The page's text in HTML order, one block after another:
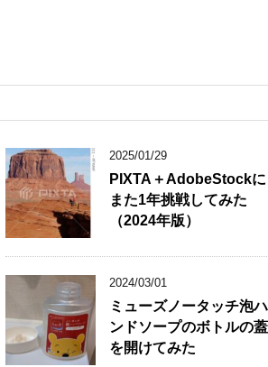
2025/01/29
PIXTA＋AdobeStockに
また1年挑戦してみた
（2024年版）
2024/03/01
ミューズノータッチ泡ハ
ンドソープのボトルの蓋
を開けてみた